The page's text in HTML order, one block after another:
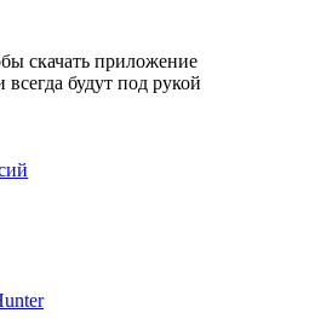
скачать приложение
будут под рукой